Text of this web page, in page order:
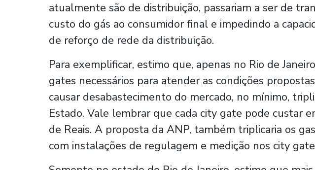
atualmente são de distribuição, passariam a ser de
custo do gás ao consumidor final e impedindo a
de reforço de rede da distribuição.
Para exemplificar, estimo que, apenas no Rio de
gates necessários para atender as condições
causar desabastecimento do mercado, no mínimo,
Estado. Vale lembrar que cada city gate pode custar
de Reais. A proposta da ANP, também triplicaria os
com instalações de regulagem e medição nos city